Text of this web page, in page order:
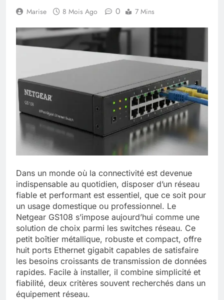
Marise 8 Mois Ago 0 7 Mins
Dans un monde où la connectivité est devenue
indispensable au quotidien, disposer d’un réseau
fiable et performant est essentiel, que ce soit pour
un usage domestique ou professionnel. Le
Netgear GS108 s’impose aujourd’hui comme une
solution de choix parmi les switches réseau. Ce
petit boîtier métallique, robuste et compact, offre
huit ports Ethernet gigabit capables de satisfaire
les besoins croissants de transmission de données
rapides. Facile à installer, il combine simplicité et
fiabilité, deux critères souvent recherchés dans un
équipement réseau.